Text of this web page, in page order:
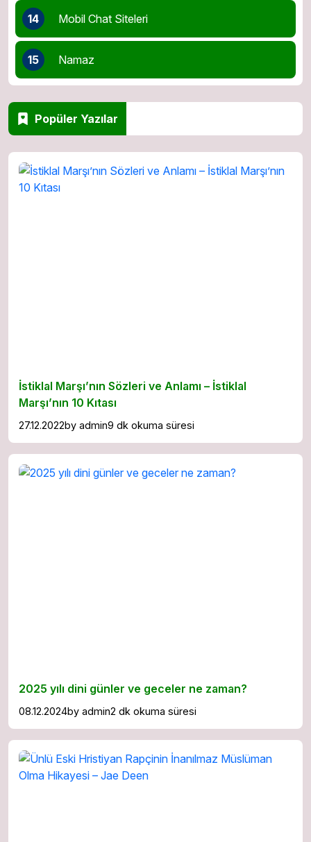
14 Mobil Chat Siteleri
15 Namaz
Popüler Yazılar
İstiklal Marşı’nın Sözleri ve Anlamı – İstiklal
Marşı’nın 10 Kıtası
27.12.2022by admin9 dk okuma süresi
2025 yılı dini günler ve geceler ne zaman?
08.12.2024by admin2 dk okuma süresi